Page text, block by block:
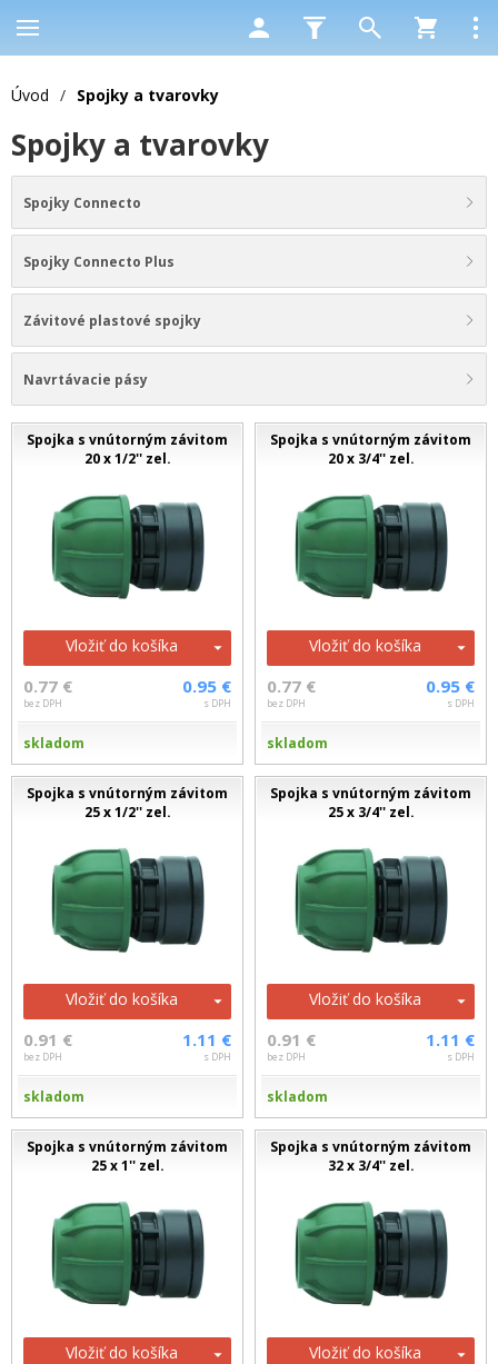
Úvod / Spojky a tvarovky
Spojky a tvarovky
Spojky Connecto
Spojky Connecto Plus
Závitové plastové spojky
Navrtávacie pásy
Spojka s vnútorným závitom
20 x 1/2'' zel.
Vložiť do košíka
0.77 €
bez DPH
0.95 €
s DPH
skladom
Spojka s vnútorným závitom
20 x 3/4'' zel.
Vložiť do košíka
0.77 €
bez DPH
0.95 €
s DPH
skladom
Spojka s vnútorným závitom
25 x 1/2'' zel.
Vložiť do košíka
0.91 €
bez DPH
1.11 €
s DPH
skladom
Spojka s vnútorným závitom
25 x 3/4'' zel.
Vložiť do košíka
0.91 €
bez DPH
1.11 €
s DPH
skladom
Spojka s vnútorným závitom
25 x 1'' zel.
Vložiť do košíka
Spojka s vnútorným závitom
32 x 3/4'' zel.
Vložiť do košíka